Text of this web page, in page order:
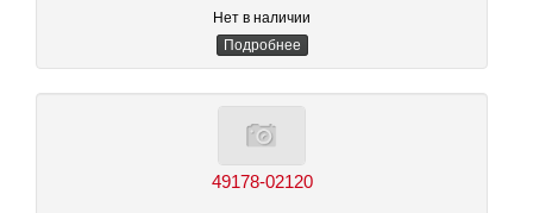
Нет в наличии
Подробнее
49178-02120